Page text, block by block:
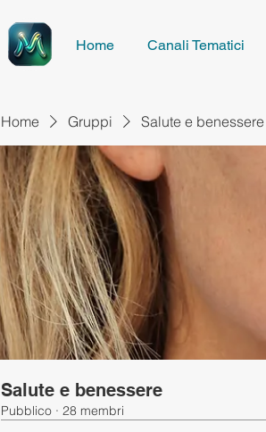
Home Canali Tematici
Home Gruppi Salute e benessere
Salute e benessere
Pubblico · 28 membri